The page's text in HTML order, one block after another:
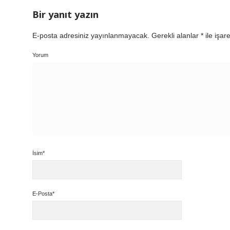
Bir yanıt yazın
E-posta adresiniz yayınlanmayacak. Gerekli alanlar * ile
Yorum
İsim*
E-Posta*